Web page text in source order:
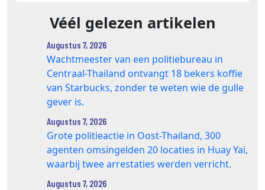
Véél gelezen artikelen
Augustus 7, 2026
Wachtmeester van een politiebureau in
Centraal-Thailand ontvangt 18 bekers koffie
van Starbucks, zonder te weten wie de gulle
gever is.
Augustus 7, 2026
Grote politieactie in Oost-Thailand, 300
agenten omsingelden 20 locaties in Huay Yai,
waarbij twee arrestaties werden verricht.
Augustus 7, 2026